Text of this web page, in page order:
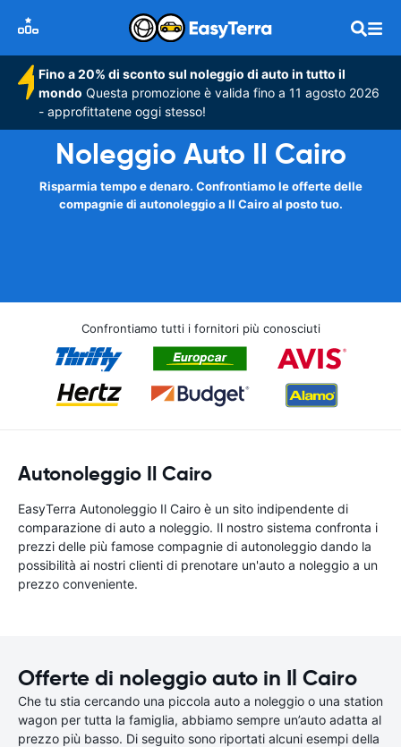
Fino a 20% di sconto sul noleggio di auto in tutto il
mondo Questa promozione è valida fino a 11 agosto 2026
- approfittatene oggi stesso!
Noleggio Auto Il Cairo
Risparmia tempo e denaro. Confrontiamo le offerte delle
compagnie di autonoleggio a Il Cairo al posto tuo.
Confrontiamo tutti i fornitori più conosciuti
Autonoleggio Il Cairo
EasyTerra Autonoleggio Il Cairo è un sito indipendente di
comparazione di auto a noleggio. Il nostro sistema confronta i
prezzi delle più famose compagnie di autonoleggio dando la
possibilità ai nostri clienti di prenotare un'auto a noleggio a un
prezzo conveniente.
Offerte di noleggio auto in Il Cairo
Che tu stia cercando una piccola auto a noleggio o una station
wagon per tutta la famiglia, abbiamo sempre un’auto adatta al
prezzo più basso. Di seguito sono riportati alcuni esempi della